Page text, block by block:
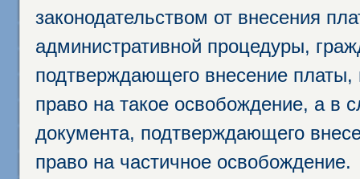
законодательством от внесения
административной процедуры,
подтверждающего внесение
право на такое освобождение, а в
документа, подтверждающего
право на частичное освобождение.